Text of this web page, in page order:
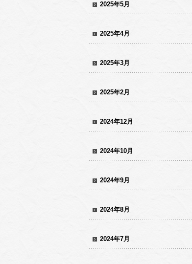
2025年5月
2025年4月
2025年3月
2025年2月
2024年12月
2024年10月
2024年9月
2024年8月
2024年7月